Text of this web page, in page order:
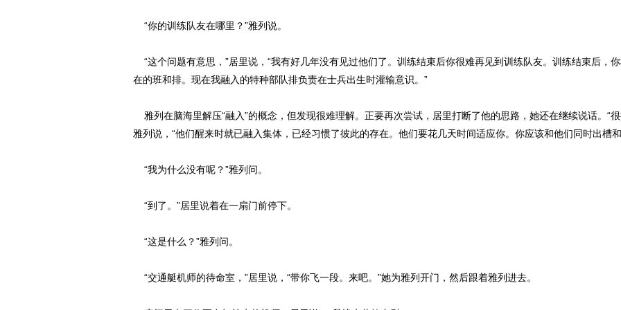
“你的训练队友在哪里？”雅列说。
“这个问题有意思，”居里说，“我有好几年没有见过他们了。训练结束后你很难再见到训练队友。训练结束后，
在的班和排。现在我融入的特种部队排负责在士兵出生时灌输意识。”
雅列在脑海里解压“融入”的概念，但发现很难理解。正要再次尝试，居里打断了他的思路，她还在继续说话。“
雅列说，“他们醒来时就已融入集体，已经习惯了彼此的存在。他们要花几天时间适应你。你应该和他们同时出槽
“我为什么没有呢？”雅列问。
“到了。”居里说着在一扇门前停下。
“这是什么？”雅列问。
“交通艇机师的待命室，”居里说，“带你飞一段。来吧。”她为雅列开门，然后跟着雅列进去。